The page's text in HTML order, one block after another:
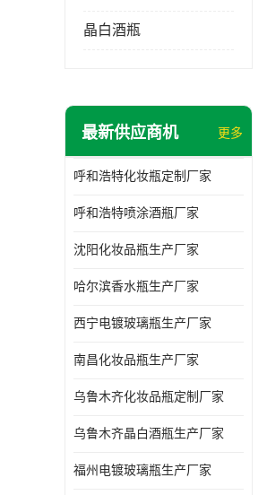
晶白酒瓶
最新供应商机 更多
呼和浩特化妆瓶定制厂家
呼和浩特喷涂酒瓶厂家
沈阳化妆品瓶生产厂家
哈尔滨香水瓶生产厂家
西宁电镀玻璃瓶生产厂家
南昌化妆品瓶生产厂家
乌鲁木齐化妆品瓶定制厂家
乌鲁木齐晶白酒瓶生产厂家
福州电镀玻璃瓶生产厂家